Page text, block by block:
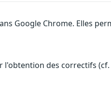
Google Chrome. Elles
des correctifs